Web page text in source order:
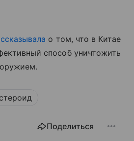
о том, что в Китае
способ уничтожить
Поделиться